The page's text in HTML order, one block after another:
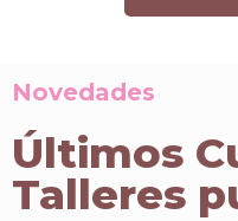
Novedades
Últimos
Talleres